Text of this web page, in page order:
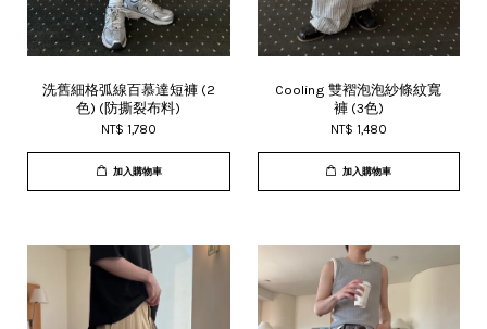
洗舊細格弧線百慕達短褲 (2
色) (防撕裂布料)
NT$ 1,780
加入購物車
Cooling 雙褶泡泡紗條紋寬
褲 (3色)
NT$ 1,480
加入購物車